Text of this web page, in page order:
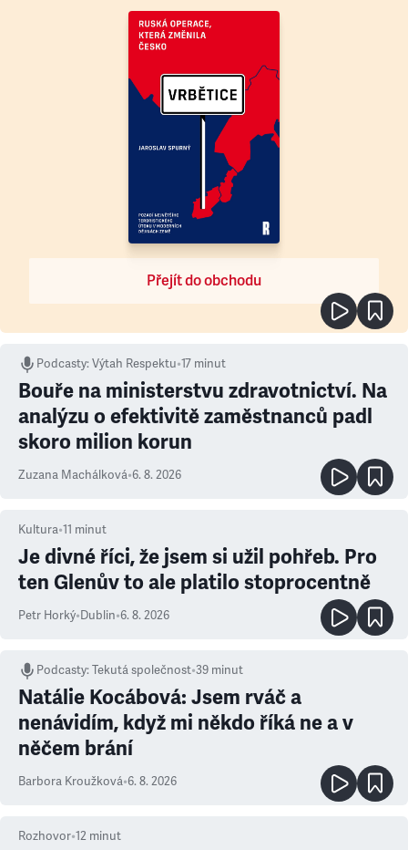
Přejít do obchodu
Podcasty:Výtah Respektu•17 minut
Bouře na ministerstvu zdravotnictví. Na
analýzu o efektivitě zaměstnanců padl
skoro milion korun
Zuzana Machálková•6. 8. 2026
Kultura•11 minut
Je divné říci, že jsem si užil pohřeb. Pro
ten Glenův to ale platilo stoprocentně
Petr Horký•Dublin•6. 8. 2026
Podcasty:Tekutá společnost•39 minut
Natálie Kocábová: Jsem rváč a
nenávidím, když mi někdo říká ne a v
něčem brání
Barbora Kroužková•6. 8. 2026
Rozhovor•12 minut